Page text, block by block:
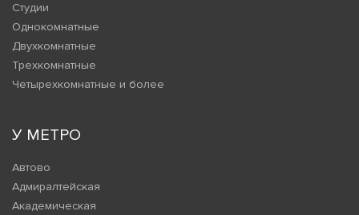
Студии
Однокомнатные
Двухкомнатные
Трехкомнатные
Четырехкомнатные и более
У МЕТРО
Автово
Адмиралтейская
Академическая